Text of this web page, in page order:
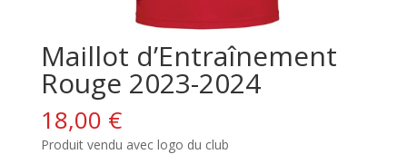
Maillot d’Entraînement
Rouge 2023-2024
18,00 €
Produit vendu avec logo du club